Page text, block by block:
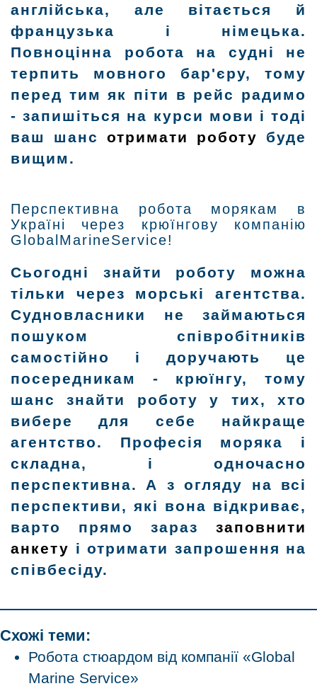
англійська, але вітається й
французька і німецька.
Повноцінна робота на судні не
терпить мовного бар'єру, тому
перед тим як піти в рейс радимо
- запишіться на курси мови і тоді
ваш шанс отримати роботу буде
вищим.
Перспективна робота морякам в
Україні через крюїнгову компанію
Global MarineService!
Сьогодні знайти роботу можна
тільки через морські агентства.
Судновласники не займаються
пошуком співробітників
самостійно і доручають це
посередникам - крюїнгу, тому
шанс знайти роботу у тих, хто
вибере для себе найкраще
агентство. Професія моряка і
складна, і одночасно
перспективна. А з огляду на всі
перспективи, які вона відкриває,
варто прямо зараз заповнити
анкету і отримати запрошення на
співбесіду.
Схожі теми:
Робота стюардом від компанії «Global
Marine Service»